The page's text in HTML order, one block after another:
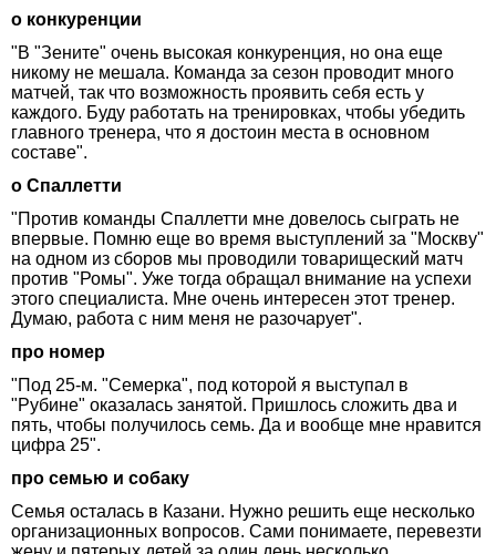
о конкуренции
"В "Зените" очень высокая конкуренция, но она еще
никому не мешала. Команда за сезон проводит много
матчей, так что возможность проявить себя есть у
каждого. Буду работать на тренировках, чтобы убедить
главного тренера, что я достоин места в основном
составе".
о Спаллетти
"Против команды Спаллетти мне довелось сыграть не
впервые. Помню еще во время выступлений за "Москву"
на одном из сборов мы проводили товарищеский матч
против "Ромы". Уже тогда обращал внимание на успехи
этого специалиста. Мне очень интересен этот тренер.
Думаю, работа с ним меня не разочарует".
про номер
"Под 25-м. "Семерка", под которой я выступал в
"Рубине" оказалась занятой. Пришлось сложить два и
пять, чтобы получилось семь. Да и вообще мне нравится
цифра 25".
про семью и собаку
Семья осталась в Казани. Нужно решить еще несколько
организационных вопросов. Сами понимаете, перевезти